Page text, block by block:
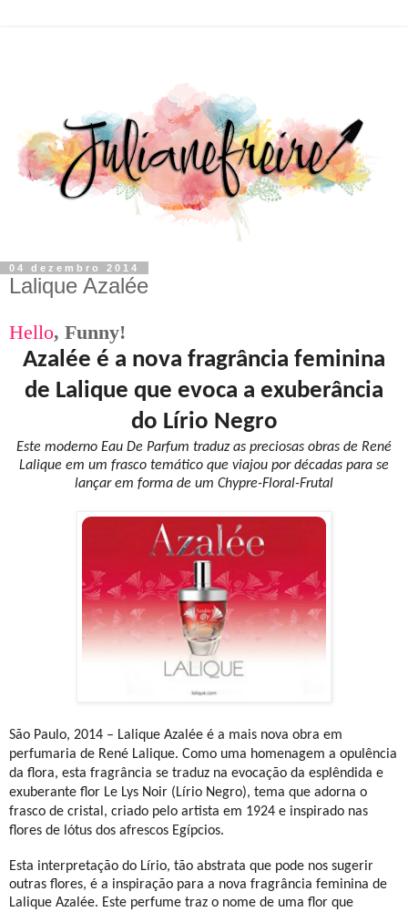
04 dezembro 2014
Lalique Azalée
Hello, Funny!
Azalée é a nova fragrância feminina
de Lalique que evoca a exuberância
do Lírio Negro
Este moderno Eau De Parfum traduz as preciosas obras de René
Lalique em um frasco temático que viajou por décadas para se
lançar em forma de um Chypre-Floral-Frutal
São Paulo, 2014 – Lalique Azalée é a mais nova obra em
perfumaria de René Lalique. Como uma homenagem a opulência
da flora, esta fragrância se traduz na evocação da esplêndida e
exuberante flor Le Lys Noir (Lírio Negro), tema que adorna o
frasco de cristal, criado pelo artista em 1924 e inspirado nas
flores de lótus dos afrescos Egípcios.
Esta interpretação do Lírio, tão abstrata que pode nos sugerir
outras flores, é a inspiração para a nova fragrância feminina de
Lalique Azalée. Este perfume traz o nome de uma flor que